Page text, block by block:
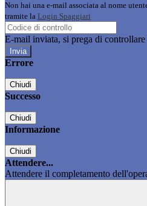
Non hai una e-mail associata al nome
tramite la Login Spaggiari
E-mail inviata, si prega di
Errore
Chiudi
Successo
Chiudi
Informazione
Chiudi
Attendere...
Attendere il completamento